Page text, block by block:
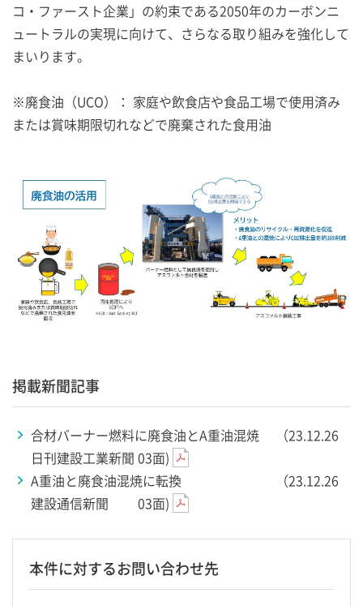
コ・ファースト企業」の約束である2050年のカーボンニ
ュートラルの実現に向けて、さらなる取り組みを強化して
まいります。
※廃食油（UCO）： 家庭や飲食店や食品工場で使用済み
または賞味期限切れなどで廃棄された食用油
掲載新聞記事
合材バーナー燃料に廃食油とA重油混焼 （23.12.26
日刊建設工業新聞 03面)
A重油と廃食油混焼に転換 （23.12.26
建設通信新聞 03面)
本件に対するお問い合わせ先